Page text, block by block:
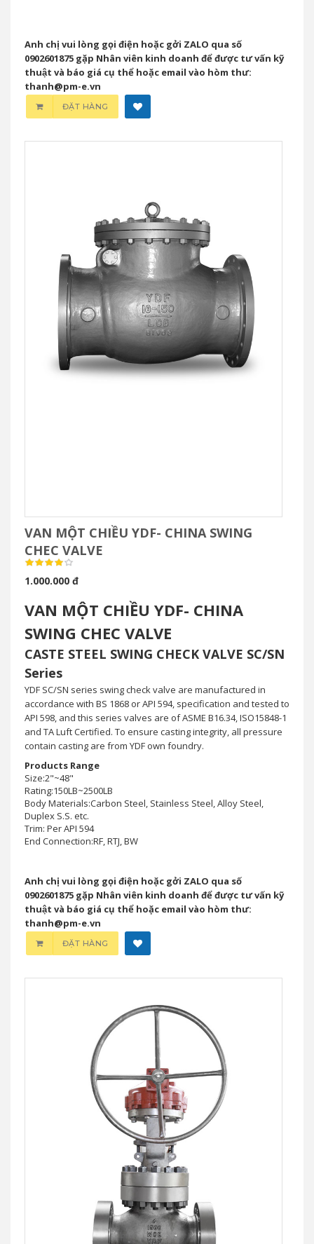
Anh chị vui lòng gọi điện hoặc gởi ZALO qua số
0902601875 gặp Nhân viên kinh doanh để được tư vấn kỹ
thuật và báo giá cụ thể hoặc email vào hòm thư:
thanh@pm-e.vn
ĐẶT HÀNG
VAN MỘT CHIỀU YDF- CHINA SWING
CHEC VALVE
1.000.000 đ
VAN MỘT CHIỀU YDF- CHINA
SWING CHEC VALVE
CASTE STEEL SWING CHECK VALVE SC/SN
Series
YDF SC/SN series swing check valve are manufactured in
accordance with BS 1868 or API 594, specification and tested to
API 598, and this series valves are of ASME B16.34, ISO15848-1
and TA Luft Certified. To ensure casting integrity, all pressure
contain casting are from YDF own foundry.
Products Range
Size:2"~48"
Rating:150LB~2500LB
Body Materials:Carbon Steel, Stainless Steel, Alloy Steel,
Duplex S.S. etc.
Trim: Per API 594
End Connection:RF, RTJ, BW
Anh chị vui lòng gọi điện hoặc gởi ZALO qua số
0902601875 gặp Nhân viên kinh doanh để được tư vấn kỹ
thuật và báo giá cụ thể hoặc email vào hòm thư:
thanh@pm-e.vn
ĐẶT HÀNG